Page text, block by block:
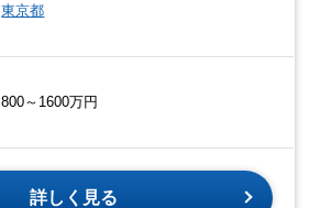
東京都
800～1600万円
詳しく見る